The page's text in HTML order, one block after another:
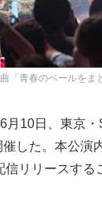
「青春のベールを
10日、東京
した。本公演
リリースする